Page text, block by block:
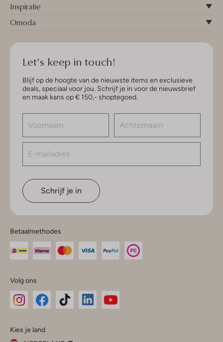
Inspiratie
Omoda
Let's keep in touch!
Blijf op de hoogte van de nieuwste items en exclusieve
deals, speciaal voor jou. Schrijf je in voor de nieuwsbrief
en maak kans op € 150,- shoptegoed.
Schrijf je in
Betaalmethodes
Volg ons
InstagramFacebook
Kies je land